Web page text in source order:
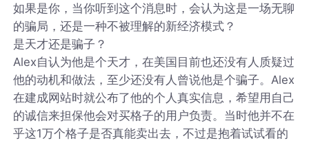
如果是你，当你听到这个消息时，会认为这是一场无聊
的骗局，还是一种不被理解的新经济模式？
是天才还是骗子？
Alex自认为他是个天才，在美国目前也还没有人质疑过
他的动机和做法，至少还没有人曾说他是个骗子。Alex
在建成网站时就公布了他的个人真实信息，希望用自己
的诚信来担保他会对买格子的用户负责。当时他并不在
乎这1万个格子是否真能卖出去，不过是抱着试试看的